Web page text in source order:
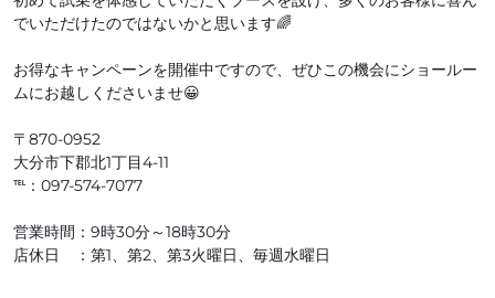
でいただけたのではないかと思います🌈
お得なキャンペーンを開催中ですので、ぜひこの機会にショールー
ムにお越しくださいませ😀
〒870-0952
大分市下郡北1丁目4-11
℡：097-574-7077
営業時間：9時30分～18時30分
店休日 ：第1、第2、第3火曜日、毎週水曜日